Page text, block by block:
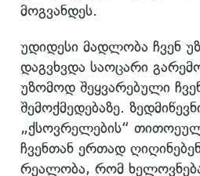
მოგვანდეს.
უდიდესი მადლობა ჩვენ
დაგვხვდა საოცარი
უზომოდ შეყვარებული
შემოქმედებაზე.
„ქსოვრელების“
ჩვენთან ერთად
რეალობა, რომ